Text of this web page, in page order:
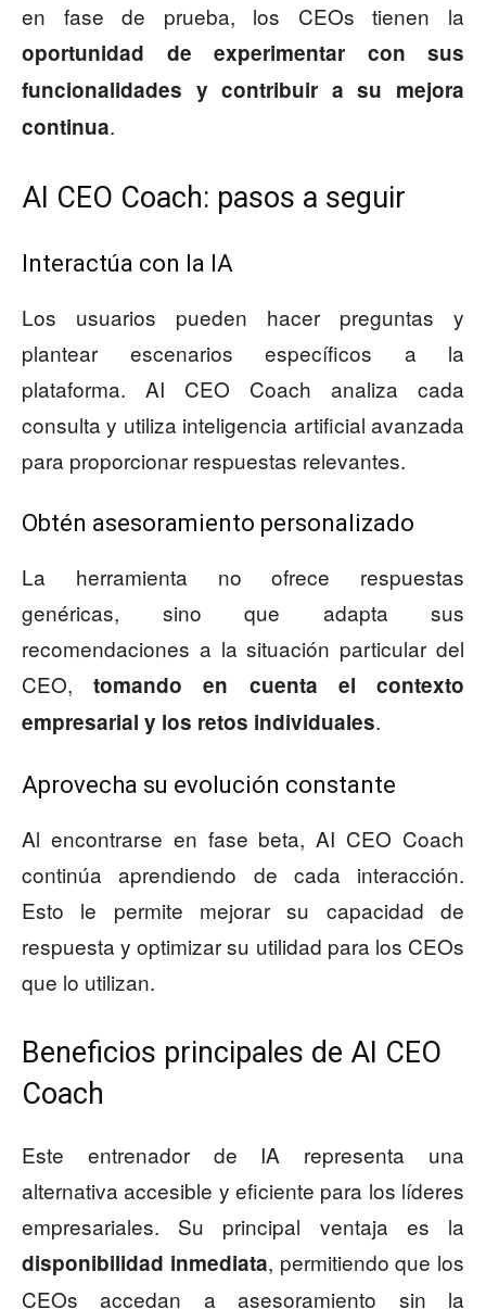
en fase de prueba, los CEOs tienen la
oportunidad de experimentar con sus
funcionalidades y contribuir a su mejora
continua.
AI CEO Coach: pasos a seguir
Interactúa con la IA
Los usuarios pueden hacer preguntas y
plantear escenarios específicos a la
plataforma. AI CEO Coach analiza cada
consulta y utiliza inteligencia artificial avanzada
para proporcionar respuestas relevantes.
Obtén asesoramiento personalizado
La herramienta no ofrece respuestas
genéricas, sino que adapta sus
recomendaciones a la situación particular del
CEO,tomando en cuenta el contexto
empresarial y los retos individuales.
Aprovecha su evolución constante
Al encontrarse en fase beta, AI CEO Coach
continúa aprendiendo de cada interacción.
Esto le permite mejorar su capacidad de
respuesta y optimizar su utilidad para los CEOs
que lo utilizan.
Beneficios principales de AI CEO
Coach
Este entrenador de IA representa una
alternativa accesible y eficiente para los líderes
empresariales. Su principal ventaja es la
disponibilidad inmediata, permitiendo que los
CEOs accedan a asesoramiento sin la